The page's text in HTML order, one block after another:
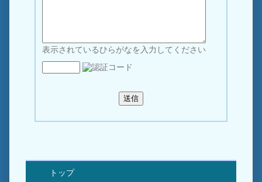
表示されているひらがなを入力してください
トップ